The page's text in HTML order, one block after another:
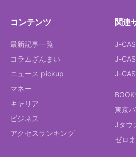
コンテンツ
最新記事一覧
コラムざんまい
ニュース pickup
マネー
キャリア
ビジネス
アクセスランキング
関連
J-
J-
J-
東京
Jタウ
ゼロ